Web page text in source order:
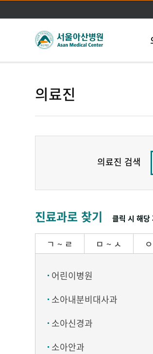
의료진
의료진 검색
진료과로 찾기 클릭 시 해당
ㄱ ~ ㄹ ㅁ ~ ㅅ
어린이병원
소아내분비대사과
소아신경과
소아안과